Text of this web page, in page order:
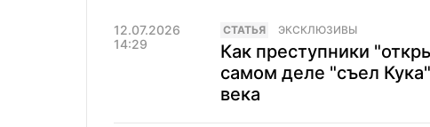
12.07.2026
14:29
CТАТЬЯ ЭКСКЛЮЗИВЫ
Как преступники
самом деле "съел
века